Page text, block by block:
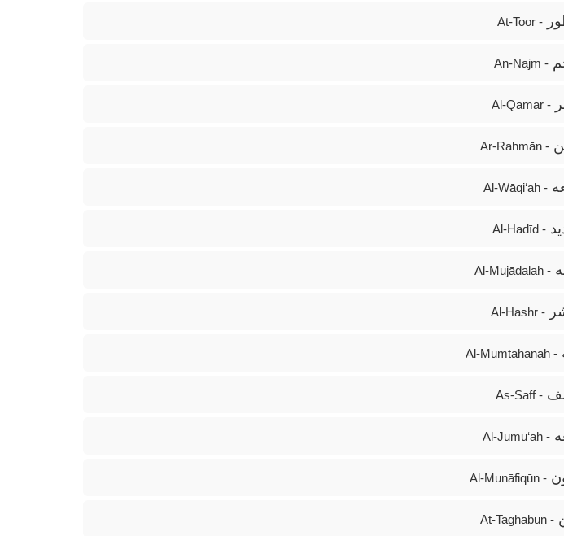
- At-Toor
- An-Najm
- Al-Qamar
- Ar-Rahmān
- Al-Wāqi‘ah
- Al-Hadīd
- Al-Mujādalah
- Al-Hashr
- Al-Mumtahanah
- As-Saff
- Al-Jumu‘ah
- Al-Munāfiqūn
- At-Taghābun